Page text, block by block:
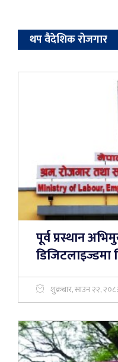
थप वैदेशिक रोजगार
पूर्व प्रस्थान
डिजिटलाइज्डमा
शुक्रबार, साउन २२,